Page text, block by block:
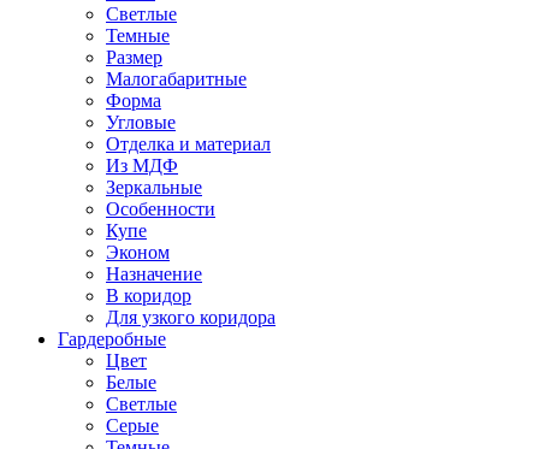
Светлые
Темные
Размер
Малогабаритные
Форма
Угловые
Отделка и материал
Из МДФ
Зеркальные
Особенности
Купе
Эконом
Назначение
В коридор
Для узкого коридора
Гардеробные
Цвет
Белые
Светлые
Серые